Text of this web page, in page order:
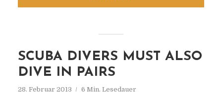
SCUBA DIVERS MUST ALSO
DIVE IN PAIRS
28. Februar 2013 6 Min. Lesedauer